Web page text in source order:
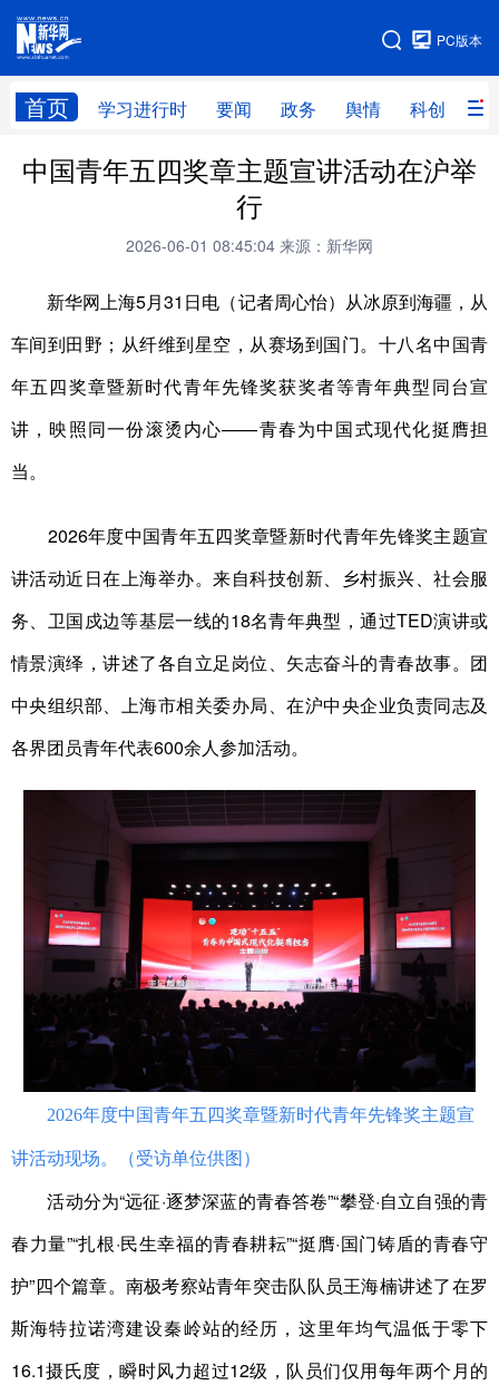
PC版本
首页 学习进行时 要闻 政务 舆情 科创 产
网站地图
首页 学习进行时 要闻 政务
民生
房产 体育 健康 图片
信息 廉政 原创 长三角频道
中国青年五四奖章主题宣讲活动在沪举
行
2026-06-01 08:45:04 来源：新华网
新华网上海5月31日电（记者周心怡）从冰原到海疆，从
车间到田野；从纤维到星空，从赛场到国门。十八名中国青
年五四奖章暨新时代青年先锋奖获奖者等青年典型同台宣
讲，映照同一份滚烫内心——青春为中国式现代化挺膺担
当。
2026年度中国青年五四奖章暨新时代青年先锋奖主题宣
讲活动近日在上海举办。来自科技创新、乡村振兴、社会服
务、卫国戍边等基层一线的18名青年典型，通过TED演讲或
情景演绎，讲述了各自立足岗位、矢志奋斗的青春故事。团
中央组织部、上海市相关委办局、在沪中央企业负责同志及
各界团员青年代表600余人参加活动。
2026年度中国青年五四奖章暨新时代青年先锋奖主题宣
讲活动现场。（受访单位供图）
活动分为“远征·逐梦深蓝的青春答卷”“攀登·自立自强的青
春力量”“扎根·民生幸福的青春耕耘”“挺膺·国门铸盾的青春守
护”四个篇章。南极考察站青年突击队队员王海楠讲述了在罗
斯海特拉诺湾建设秦岭站的经历，这里年均气温低于零下
16.1摄氏度，瞬时风力超过12级，队员们仅用每年两个月的